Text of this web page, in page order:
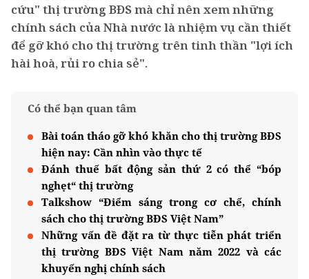
cứu" thị trường BĐS mà chỉ nên xem những
chính sách của Nhà nước là nhiệm vụ cần thiết
để gỡ khó cho thị trường trên tinh thần "lợi ích
hài hoà, rủi ro chia sẻ".
Có thể bạn quan tâm
Bài toán tháo gỡ khó khăn cho thị trường BĐS
hiện nay: Cần nhìn vào thực tế
Đánh thuế bất động sản thứ 2 có thể “bóp
nghẹt“ thị trường
Talkshow “Điểm sáng trong cơ chế, chính
sách cho thị trường BĐS Việt Nam”
Những vấn đề đặt ra từ thực tiễn phát triển
thị trường BĐS Việt Nam năm 2022 và các
khuyến nghị chính sách